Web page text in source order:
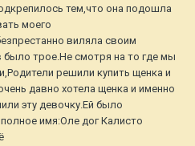
тем,что она подошла
моего
виляла своим
трое.Не смотря на то где мы
решили купить щенка и
давно хотела щенка и именно
эту девочку.Ей было
имя:Оле дог Калисто